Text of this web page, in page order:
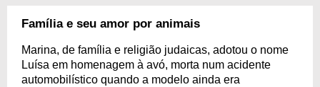
Família e seu amor por animais
Marina, de família e religião judaicas, adotou o nome
Luísa em homenagem à avó, morta num acidente
automobilístico quando a modelo ainda era